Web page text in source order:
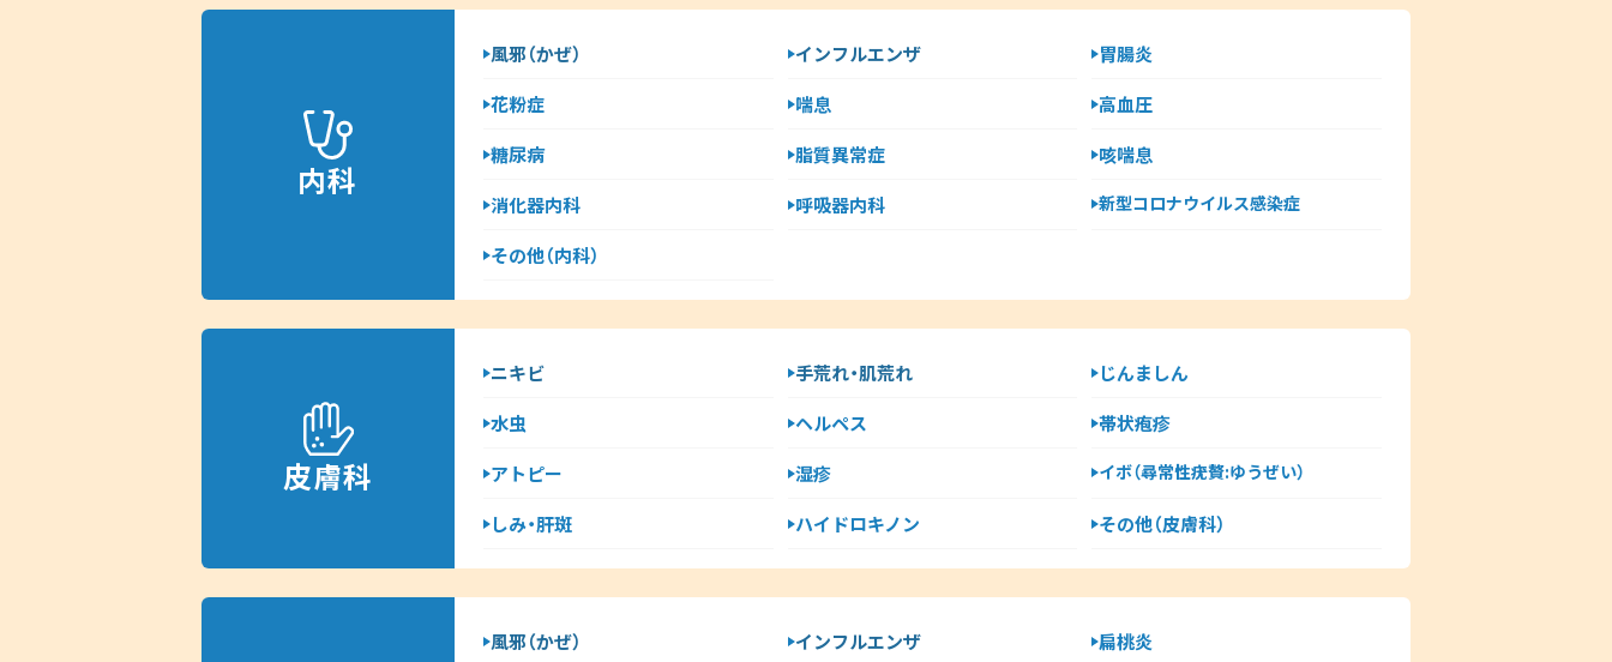
内科
風邪（かぜ） インフルエンザ
胃腸炎
花粉症
喘息
高血圧
糖尿病
脂質異常症
咳喘息
消化器内科
呼吸器内科 新型コロナウイルス感染症
その他（内科）
皮膚科
ニキビ 手荒れ・肌荒れ
じんましん
水虫
ヘルペス
帯状疱疹
アトピー
湿疹 イボ（尋常性疣贅:ゆうぜい）
しみ・肝斑 ハイドロキノン その他（皮膚科）
風邪（かぜ） インフルエンザ
扁桃炎